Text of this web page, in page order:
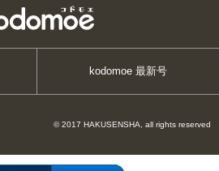
kodomoe 最新号
© 2017 HAKUSENSHA, all rights reserved